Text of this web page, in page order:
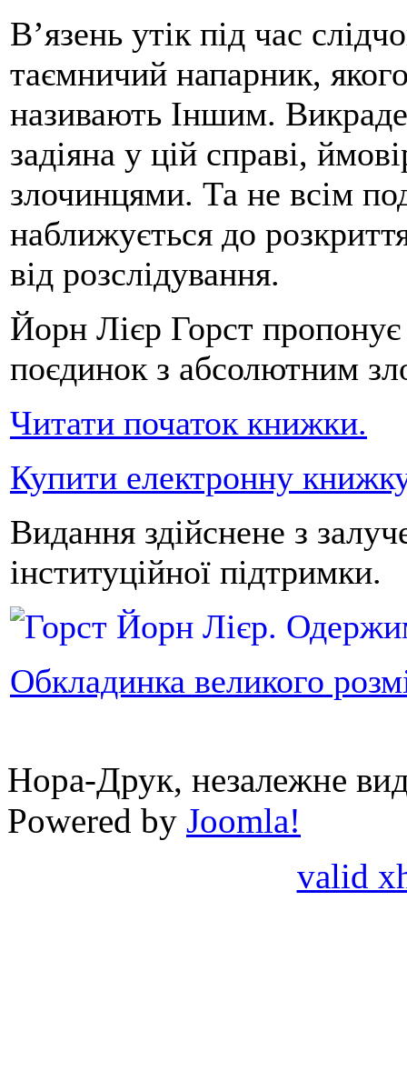
В’язень утік під час
таємничий напарник,
називають Іншим.
задіяна у цій справі,
злочинцями. Та не всім
наближується до
від розслідування.
Йорн Лієр Горст
поєдинок з абсолютним
Читати початок книжки.
Купити електронну
Видання здійснене з
інституційної підтримки.
Обкладинка великого
Нора-Друк, незалежне
Powered by Joomla!
valid